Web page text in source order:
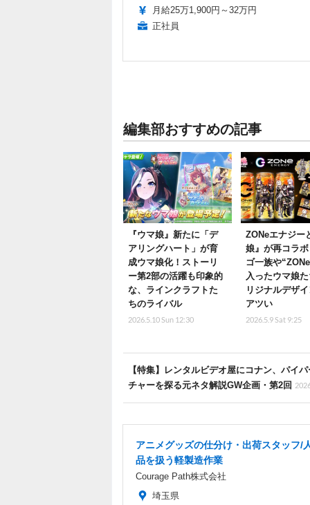
月給25万1,900円～32万円
正社員
編集部おすすめの記事
『ウマ娘』新たに「デ
アリングハート」が育
成ウマ娘化！ストーリ
ー第2部の活躍も印象的
な、ラインクラフトた
ちのライバル
2026.5.10 Sun 12:30
ZONeエナジー
娘』が再コラ
ゴ一族や
入ったウマ娘
リジナルデザ
アツい
2026.5.9 Sat 9:25
【特集】レンタルビデオ屋にコナン、パイ
チャーを探る元ネタ解説GW企画・第2回
アニメグッズの仕分け・出荷スタッフ/
品を扱う軽製造作業
Courage Path株式会社
埼玉県